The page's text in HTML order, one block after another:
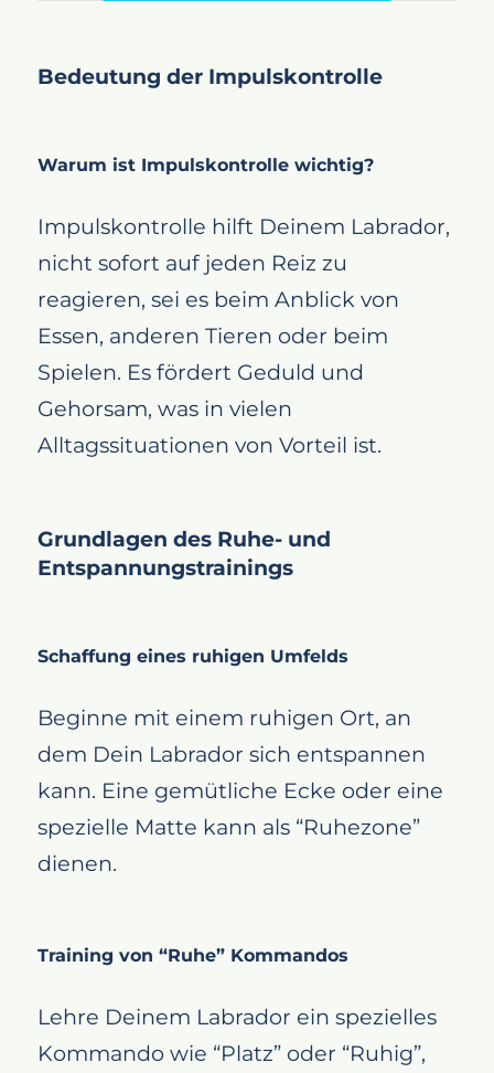
Bedeutung der Impulskontrolle
Warum ist Impulskontrolle wichtig?
Impulskontrolle hilft Deinem Labrador,
nicht sofort auf jeden Reiz zu
reagieren, sei es beim Anblick von
Essen, anderen Tieren oder beim
Spielen. Es fördert Geduld und
Gehorsam, was in vielen
Alltagssituationen von Vorteil ist.
Grundlagen des Ruhe- und
Entspannungstrainings
Schaffung eines ruhigen Umfelds
Beginne mit einem ruhigen Ort, an
dem Dein Labrador sich entspannen
kann. Eine gemütliche Ecke oder eine
spezielle Matte kann als “Ruhezone”
dienen.
Training von “Ruhe” Kommandos
Lehre Deinem Labrador ein spezielles
Kommando wie “Platz” oder “Ruhig”,